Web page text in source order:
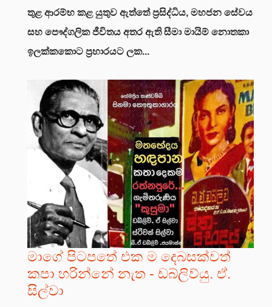
තුළ ආරම්භ කළ යුතුව ඇත්තේ ප්‍රසිද්ධිය, මහජන සේවය
සහ පෞද්ගලික ජීවිතය අතර ඇති සීමා මායිම් නොතකා
ඉලක්කකොට ප්‍රහාරයට ලක...
මාගේ පිටපතේ එක ම දෙබසක්වත්
කපා හරින්නේ නැත - ඩබ්ලිව්යු. ඒ.
සිල්වා